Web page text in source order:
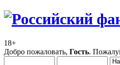
18+
Добро пожаловать, Гость.